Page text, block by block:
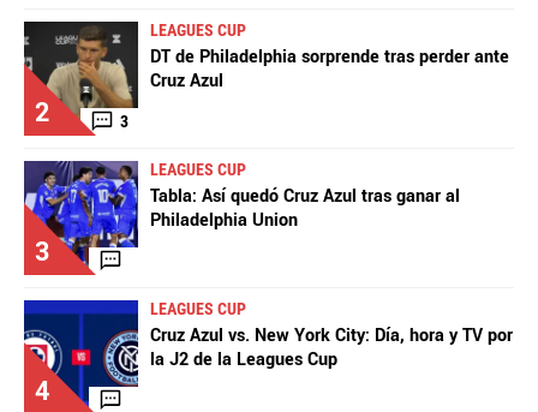
2 3
LEAGUES CUP
DT de Philadelphia sorprende tras perder ante
Cruz Azul
3
LEAGUES CUP
Tabla: Así quedó Cruz Azul tras ganar al
Philadelphia Union
4
LEAGUES CUP
Cruz Azul vs. New York City: Día, hora y TV por
la J2 de la Leagues Cup